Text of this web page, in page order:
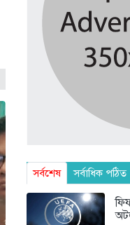
সর্বশেষ সর্বাধিক পঠিত